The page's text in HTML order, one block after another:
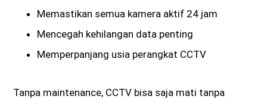
Memastikan semua kamera aktif 24 jam
Mencegah kehilangan data penting
Memperpanjang usia perangkat CCTV
Tanpa maintenance, CCTV bisa saja mati tanpa